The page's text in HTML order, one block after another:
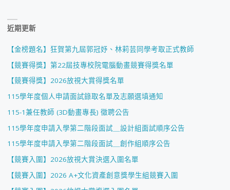
近期更新
【金榜題名】狂賀第九屆郭冠妤、林莉芸同學考取正式教師
【競賽得獎】第22屆技專校院電腦動畫競賽得獎名單
【競賽得獎】2026放視大賞得獎名單
115學年度個人申請面試錄取名單及志願選填通知
115-1兼任教師 (3D動畫專長) 徵聘公告
115學年度申請入學第二階段面試＿設計組面試順序公告
115學年度申請入學第二階段面試＿創作組順序公告
【競賽入圍】2026放視大賞決選入圍名單
【競賽入圍】2026 A+文化資產創意獎學生組競賽入圍